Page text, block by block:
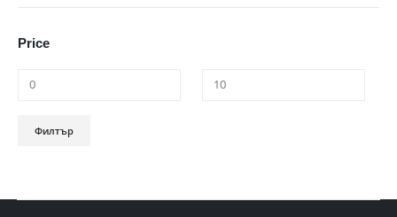
Price
цена
цена
Филтър